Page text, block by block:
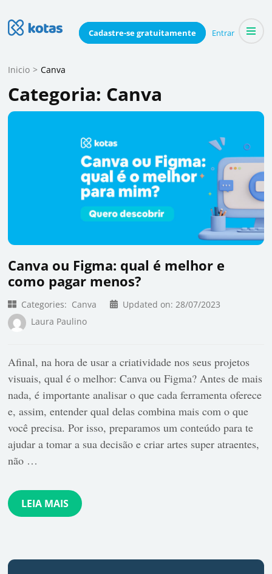
Cadastre-segratuitamente Entrar
to
(Press
Blog do Kotas
Dicas e conteúdo relevante para economizar coletivamente
Inicio > Canva
Categoria: Canva
Canva ou Figma: qual é melhor e
como pagar menos?
Categories: Canva Updated on: 28/07/2023
Laura Paulino
Afinal, na hora de usar a criatividade nos seus projetos
visuais, qual é o melhor: Canva ou Figma? Antes de mais
nada, é importante analisar o que cada ferramenta oferece
e, assim, entender qual delas combina mais com o que
você precisa. Por isso, preparamos um conteúdo para te
ajudar a tomar a sua decisão e criar artes super atraentes,
não …
LEIA MAIS